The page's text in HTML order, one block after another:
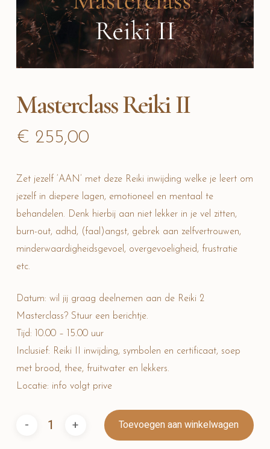
Masterclass Reiki II
€ 255,00
Zet jezelf ‘AAN’ met deze Reiki inwijding welke je leert om
jezelf in diepere lagen, emotioneel en mentaal te
behandelen. Denk hierbij aan niet lekker in je vel zitten,
burn-out, adhd, (faal)angst, gebrek aan zelfvertrouwen,
minderwaardigheidsgevoel, overgevoeligheid, frustratie
etc.
Datum: wil jij graag deelnemen aan de Reiki 2
Masterclass? Stuur een berichtje.
Tijd: 10.00 – 15.00 uur
Inclusief: Reiki II inwijding, symbolen en certificaat, soep
met brood, thee, fruitwater en lekkers.
Locatie: info volgt prive
Toevoegen aan winkelwagen